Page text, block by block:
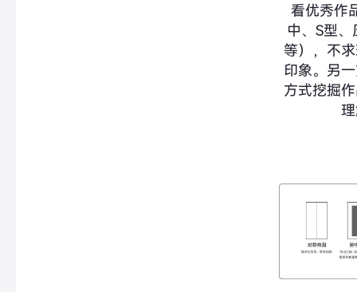
看优秀作
中、S型
等），不
印象。另
方式挖掘